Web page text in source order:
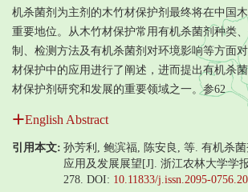
机杀菌剂为主剂的木竹材保护剂最终将在中国
重要地位。从木竹材保护常用有机杀菌剂种类
制、检测方法及有机杀菌剂对环境影响等方面
材保护中的应用进行了阐述，进而提出有机杀
材保护剂研究和发展的重要领域之一。参62
English Abstract
引用本文: 孙芳利, 鲍滨福, 陈安良, 等. 有机杀
应用及发展展望[J]. 浙江农林大学学
278. DOI: 10.11833/j.issn.2095-